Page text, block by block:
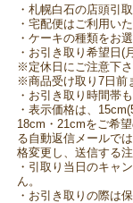
・札幌白石の店頭引
・宅配便はご利用い
・ケーキの種類をお
・お引き取り希望日(
※定休日にご注意下
※商品受け取り7日前
・お引き取り時間帯
・表示価格は、
18cm・21cmをご希
る自動返信メールで
格変更し、送信する
・引取り当日のキャ
ん。
・お引き取りの際は